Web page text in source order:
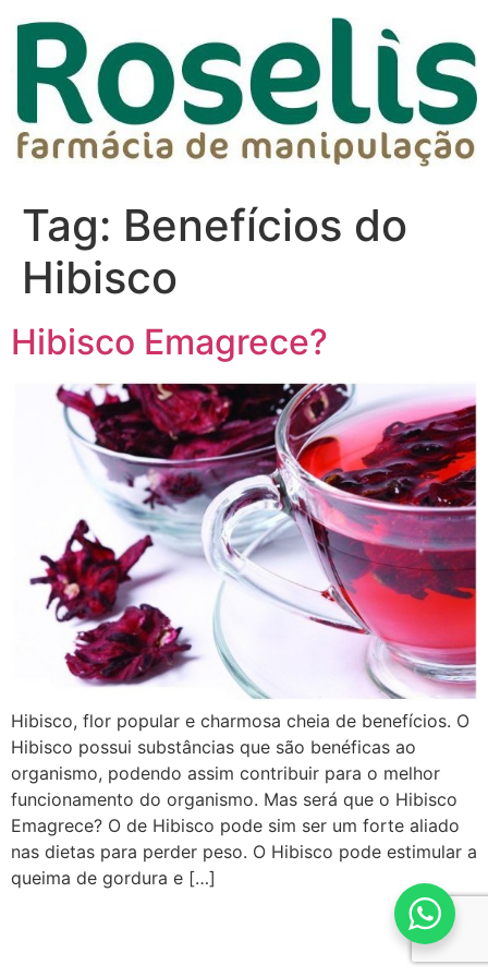
Tag: Benefícios do
Hibisco
Hibisco Emagrece?
Hibisco, flor popular e charmosa cheia de benefícios. O
Hibisco possui substâncias que são benéficas ao
organismo, podendo assim contribuir para o melhor
funcionamento do organismo. Mas será que o Hibisco
Emagrece? O de Hibisco pode sim ser um forte aliado
nas dietas para perder peso. O Hibisco pode estimular a
queima de gordura e […]